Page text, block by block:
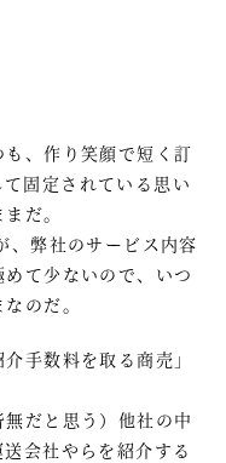
、作り笑顔で短く訂
固定されている思い
だ。
、弊社のサービス内容
て少ないので、いつ
のだ。
手数料を取る商売」
だと思う）他社の中
会社やらを紹介する